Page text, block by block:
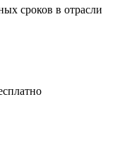
сроков в отрасли